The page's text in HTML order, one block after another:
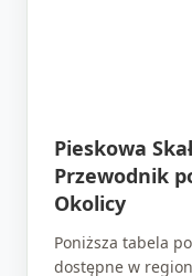
Pieskowa
Przewodnik
Okolicy
Poniższa tabela
dostępne w